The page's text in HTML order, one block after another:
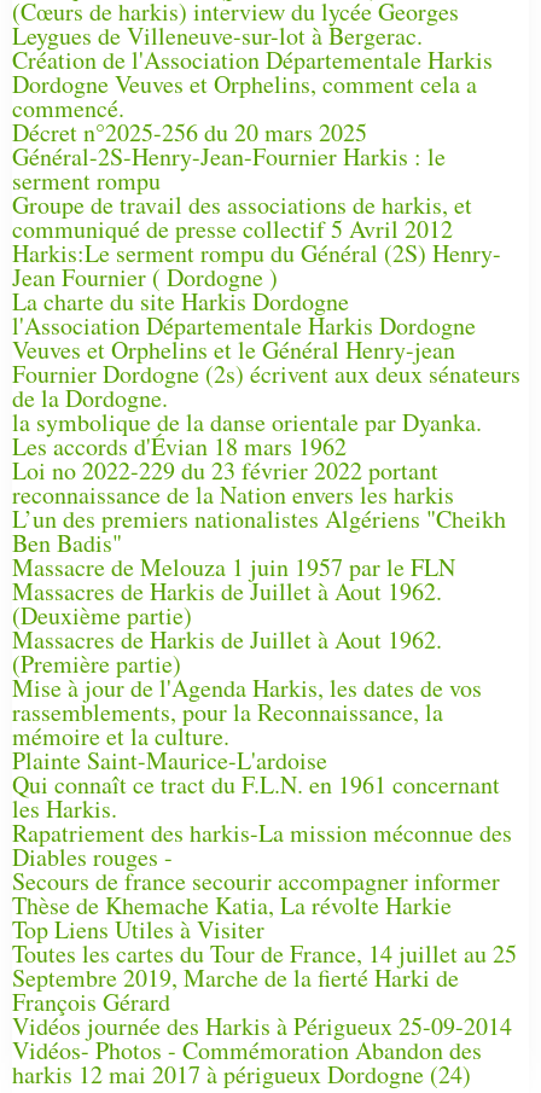
(Cœurs de harkis) interview du lycée Georges
Leygues de Villeneuve-sur-lot à Bergerac.
Création de l'Association Départementale Harkis
Dordogne Veuves et Orphelins, comment cela a
commencé.
Décret n°2025-256 du 20 mars 2025
Général-2S-Henry-Jean-Fournier Harkis : le
serment rompu
Groupe de travail des associations de harkis, et
communiqué de presse collectif 5 Avril 2012
Harkis:Le serment rompu du Général (2S) Henry-
Jean Fournier ( Dordogne )
La charte du site Harkis Dordogne
l'Association Départementale Harkis Dordogne
Veuves et Orphelins et le Général Henry-jean
Fournier Dordogne (2s) écrivent aux deux sénateurs
de la Dordogne.
la symbolique de la danse orientale par Dyanka.
Les accords d'Évian 18 mars 1962
Loi no 2022-229 du 23 février 2022 portant
reconnaissance de la Nation envers les harkis
L’un des premiers nationalistes Algériens "Cheikh
Ben Badis"
Massacre de Melouza 1 juin 1957 par le FLN
Massacres de Harkis de Juillet à Aout 1962.
(Deuxième partie)
Massacres de Harkis de Juillet à Aout 1962.
(Première partie)
Mise à jour de l'Agenda Harkis, les dates de vos
rassemblements, pour la Reconnaissance, la
mémoire et la culture.
Plainte Saint-Maurice-L'ardoise
Qui connaît ce tract du F.L.N. en 1961 concernant
les Harkis.
Rapatriement des harkis-La mission méconnue des
Diables rouges -
Secours de france secourir accompagner informer
Thèse de Khemache Katia, La révolte Harkie
Top Liens Utiles à Visiter
Toutes les cartes du Tour de France, 14 juillet au 25
Septembre 2019, Marche de la fierté Harki de
François Gérard
Vidéos journée des Harkis à Périgueux 25-09-2014
Vidéos- Photos - Commémoration Abandon des
harkis 12 mai 2017 à périgueux Dordogne (24)